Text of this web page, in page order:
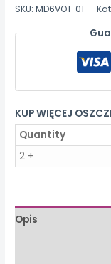
płci
SKU:MD6VO1-01
KUP WIĘCEJ
Quantity
2 +
Opis